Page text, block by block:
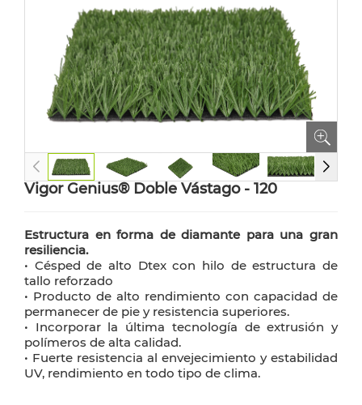
Vigor Genius® Doble Vástago - 120
Estructura en forma de diamante para una gran
resiliencia.
• Césped de alto Dtex con hilo de estructura de
tallo reforzado
• Producto de alto rendimiento con capacidad de
permanecer de pie y resistencia superiores.
• Incorporar la última tecnología de extrusión y
polímeros de alta calidad.
• Fuerte resistencia al envejecimiento y estabilidad
UV, rendimiento en todo tipo de clima.